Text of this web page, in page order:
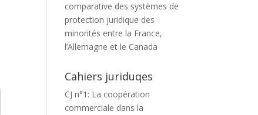
comparative des systèmes de
protection juridique des
minorités entre la France,
l’Allemagne et le Canada
Cahiers juriduqes
CJ n°1: La coopération
commerciale dans la